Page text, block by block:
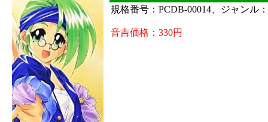
規格番号：PCDB-00014、ジャンル
音吉価格：330円